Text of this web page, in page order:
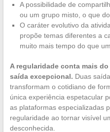
A possibilidade de
ou um grupo misto, o que
O caráter evolutivo da
propõe temas diferentes a
muito mais tempo do que
A regularidade conta mais
saída excepcional. Duas
transformam o cotidiano de
única experiência espetacular
as plataformas especializadas
regularidade ao tornar visível
desconhecida.